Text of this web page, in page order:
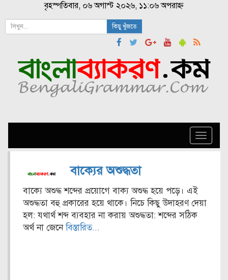
বৃহস্পতিবার, ০৬ অগাস্ট ২০২৬, ১১:০৬ অপরাহ্ন
কিছু খুঁজতে
Toggle
বাক্যের অশুদ্ধতা
বাক্যে অশুদ্ধ শব্দের প্রয়োগে বাক্য অশুদ্ধ হয়ে পড়ে। এই
অশুদ্ধতা বহু প্রকারের হয়ে থাকে। নিচে কিছু উদাহরণ দেয়া
হল: যথার্থ শব্দ ব্যবহার না করায় অশুদ্ধতা: শব্দের সঠিক
অর্থ না জেনেবিস্তারিত...